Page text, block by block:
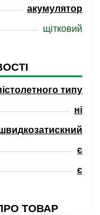
акумулятор
щітковий
типу
ні
є
є
ТОВАР